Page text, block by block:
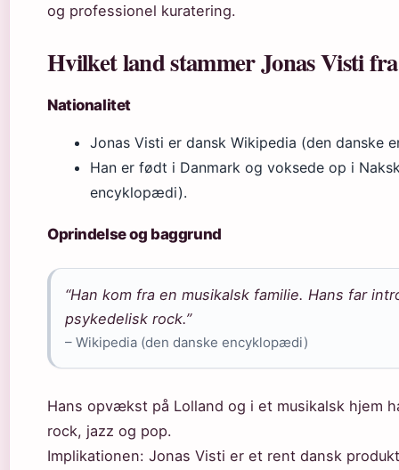
og professionel kuratering.
Hvilket land stammer Jonas Visti
Nationalitet
Jonas Visti er dansk Wikipedia (den danske
Han er født i Danmark og voksede op i
encyklopædi).
Oprindelse og baggrund
“Han kom fra en musikalsk familie. Hans far
psykedelisk rock.”
– Wikipedia (den danske encyklopædi)
Hans opvækst på Lolland og i et musikalsk hjem
rock, jazz og pop.
Implikationen: Jonas Visti er et rent dansk